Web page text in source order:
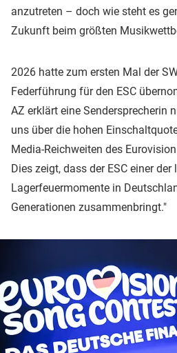
anzutreten – doch wie steht es
Zukunft beim größten
2026 hatte zum ersten Mal der
Federführung für den ESC
AZ erklärt eine Sendersprecherin
uns über die hohen
Media-Reichweiten des
Dies zeigt, dass der ESC einer
Lagerfeuermomente in
Generationen zusammenbringt."